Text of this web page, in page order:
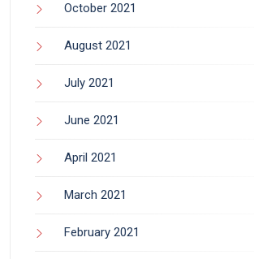
October 2021
August 2021
July 2021
June 2021
April 2021
March 2021
February 2021